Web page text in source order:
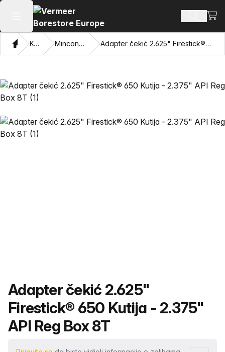
Otvaranje glavnog izbornika Pretraži
DomKatalog Mincon™ HDD čekići Adapter čekić 2.625" Firestick® 650 Kutija - 2.375" API Reg Box 8T
Naziv proizvoda
Adapter čekić 2.625"
Firestick® 650 Kutija - 2.375"
API Reg Box 8T